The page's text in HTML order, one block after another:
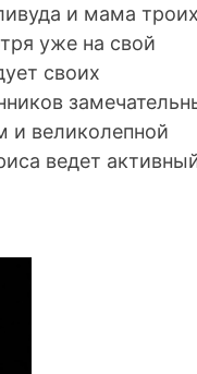
и мама
уже на свой
своих
и великолепной
ведет